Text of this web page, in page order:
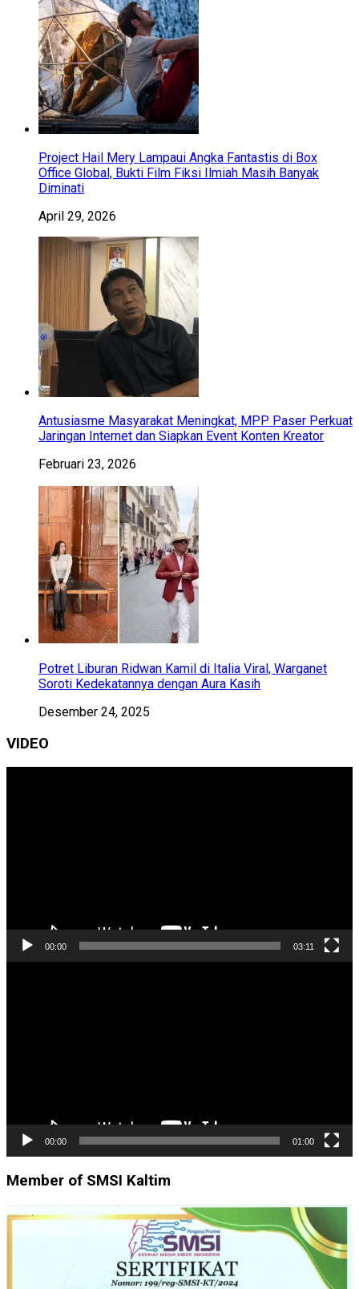
Project Hail Mery Lampaui Angka Fantastis di Box
Office Global, Bukti Film Fiksi Ilmiah Masih Banyak
Diminati
April 29, 2026
Antusiasme Masyarakat Meningkat, MPP Paser Perkuat
Jaringan Internet dan Siapkan Event Konten Kreator
Februari 23, 2026
Potret Liburan Ridwan Kamil di Italia Viral, Warganet
Soroti Kedekatannya dengan Aura Kasih
Desember 24, 2025
VIDEO
00:00 03:11
00:00 01:00
Member of SMSI Kaltim